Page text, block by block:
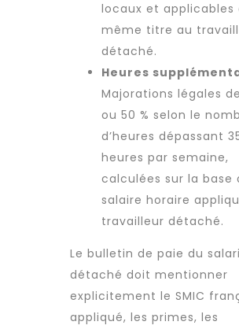
locaux et applicables
même titre au
détaché.
Heures
Majorations légales
ou 50 % selon le
d’heures dépassant
heures par semaine,
calculées sur la base
salaire horaire
travailleur détaché.
Le bulletin de paie du
détaché doit mentionner
explicitement le SMIC
appliqué, les primes, les